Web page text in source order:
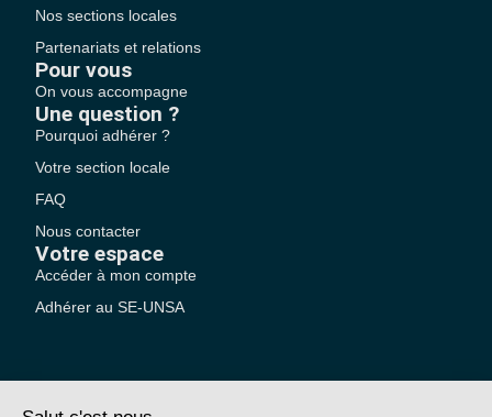
Nos sections locales
Partenariats et relations
Pour vous
On vous accompagne
Une question ?
Pourquoi adhérer ?
Votre section locale
FAQ
Nous contacter
Votre espace
Accéder à mon compte
Adhérer au SE-UNSA